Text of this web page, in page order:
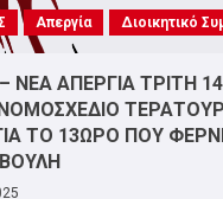
Απεργία Διοικητικό
ΝΕΑ ΑΠΕΡΓΙΑ ΤΡΙΤΗ
ΤΟ 13ΩΡΟ ΠΟΥ